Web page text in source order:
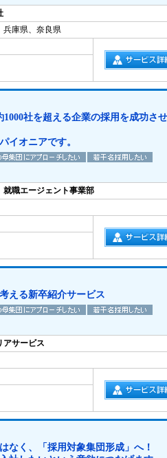
兵庫県、奈良県
社を超える企業の採用を成功さ
イオニアです。
職エージェント事業部
える新卒紹介サービス
アサービス
なく、「採用対象集団形成」へ！